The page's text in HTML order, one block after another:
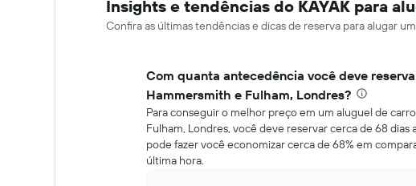
Insights e tendências do KAYAK para
Confira as últimas tendências e dicas de reserva para alugar
Com quanta antecedência você deve
Hammersmith e Fulham, Londres?
Para conseguir o melhor preço em um aluguel de
Fulham, Londres, você deve reservar cerca de 68 dias
pode fazer você economizar cerca de 68% em
última hora.